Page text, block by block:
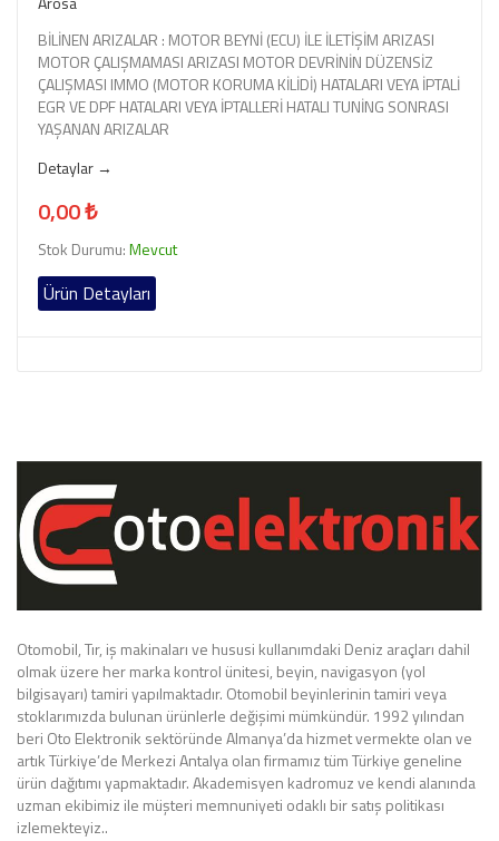
BİLİNEN ARIZALAR : MOTOR BEYNİ (ECU) İLE İLETİŞİM ARIZASI
MOTOR ÇALIŞMAMASI ARIZASI MOTOR DEVRİNİN DÜZENSİZ
ÇALIŞMASI IMMO (MOTOR KORUMA KİLİDİ) HATALARI VEYA İPTALİ
EGR VE DPF HATALARI VEYA İPTALLERİ HATALI TUNİNG SONRASI
YAŞANAN ARIZALAR
Detaylar →
0,00 ₺
Stok Durumu:Mevcut
Ürün Detayları
Otomobil, Tır, iş makinaları ve hususi kullanımdaki Deniz araçları dahil
olmak üzere her marka kontrol ünitesi, beyin, navigasyon (yol
bilgisayarı) tamiri yapılmaktadır. Otomobil beyinlerinin tamiri veya
stoklarımızda bulunan ürünlerle değişimi mümkündür. 1992 yılından
beri Oto Elektronik sektöründe Almanya’da hizmet vermekte olan ve
artık Türkiye’de Merkezi Antalya olan firmamız tüm Türkiye geneline
ürün dağıtımı yapmaktadır. Akademisyen kadromuz ve kendi alanında
uzman ekibimiz ile müşteri memnuniyeti odaklı bir satış politikası
izlemekteyiz..